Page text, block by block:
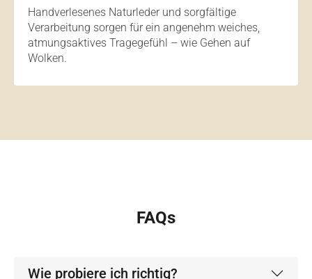
Handverlesenes Naturleder und sorgfältige
Verarbeitung sorgen für ein angenehm weiches,
atmungsaktives Tragegefühl – wie Gehen auf
Wolken.
FAQs
Wie probiere ich richtig?